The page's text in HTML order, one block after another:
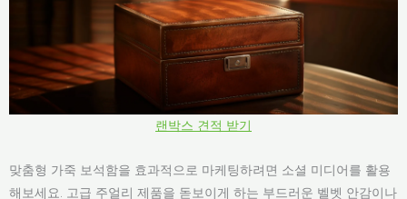
랜박스 견적 받기
맞춤형 가죽 보석함을 효과적으로 마케팅하려면 소셜 미디어를 활용
해보세요. 고급 주얼리 제품을 돋보이게 하는 부드러운 벨벳 안감이나